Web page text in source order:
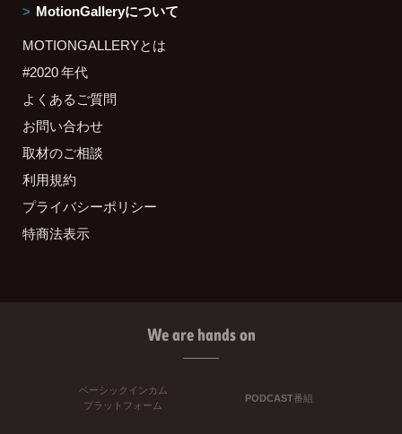
MotionGalleryについて
MOTIONGALLERYとは
#2020 年代
よくあるご質問
お問い合わせ
取材のご相談
利用規約
プライバシーポリシー
特商法表示
We are hands on
ベーシックインカム
プラットフォーム
PODCAST番組